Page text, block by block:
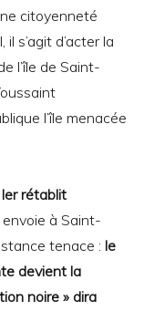
citoyenneté
s’agit d’acter la
l’île de Saint-
l’île menacée
rétablit
envoie à Saint-
tenace : le
devient la
noire » dira